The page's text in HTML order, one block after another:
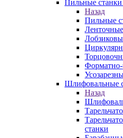
Пильные станки
Назад
Пильные
Форматно-
Шлифовальные
Назад
станки